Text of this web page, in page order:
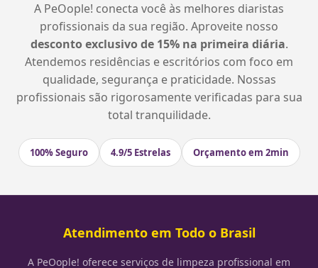
A PeOople! conecta você às melhores diaristas
profissionais da sua região. Aproveite nosso
desconto exclusivo de 15% na primeira diária.
Atendemos residências e escritórios com foco em
qualidade, segurança e praticidade. Nossas
profissionais são rigorosamente verificadas para sua
total tranquilidade.
100% Seguro 4.9/5 Estrelas Orçamento em 2min
Atendimento em Todo o Brasil
A PeOople! oferece serviços de limpeza profissional em